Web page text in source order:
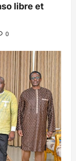
libre et
0